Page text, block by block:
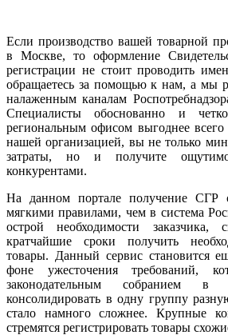
Если производство вашей товарной
в Москве, то оформление
регистрации не стоит проводить
обращаетесь за помощью к нам, а мы
налаженным каналам
Специалисты обоснованно и
региональным офисом выгоднее всего
нашей организацией, вы не только
затраты, но и получите
конкурентами.
На данном портале получение СГР
мягкими правилами, чем в система
острой необходимости заказчика,
кратчайшие сроки получить
товары. Данный сервис становится
фоне ужесточения требований,
законодательным собранием
консолидировать в одну группу
стало намного сложнее. Крупные
стремятся регистрировать товары